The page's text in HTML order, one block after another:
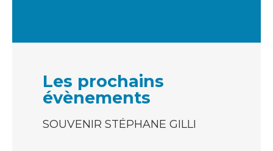
Les prochains
évènements
SOUVENIR STÉPHANE GILLI